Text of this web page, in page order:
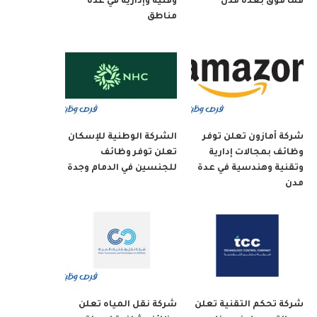
مناطق
شركة أمازون تعلن توفر
وظائف بمجالات إدارية
وتقنية وهندسية في عدة
مدن
الشركة الوطنية للإسكان
تعلن توفر وظائف
للجنسين في الدمام وجدة
شركة تحكم التقنية تعلن
شركة نقل المياه تعلن